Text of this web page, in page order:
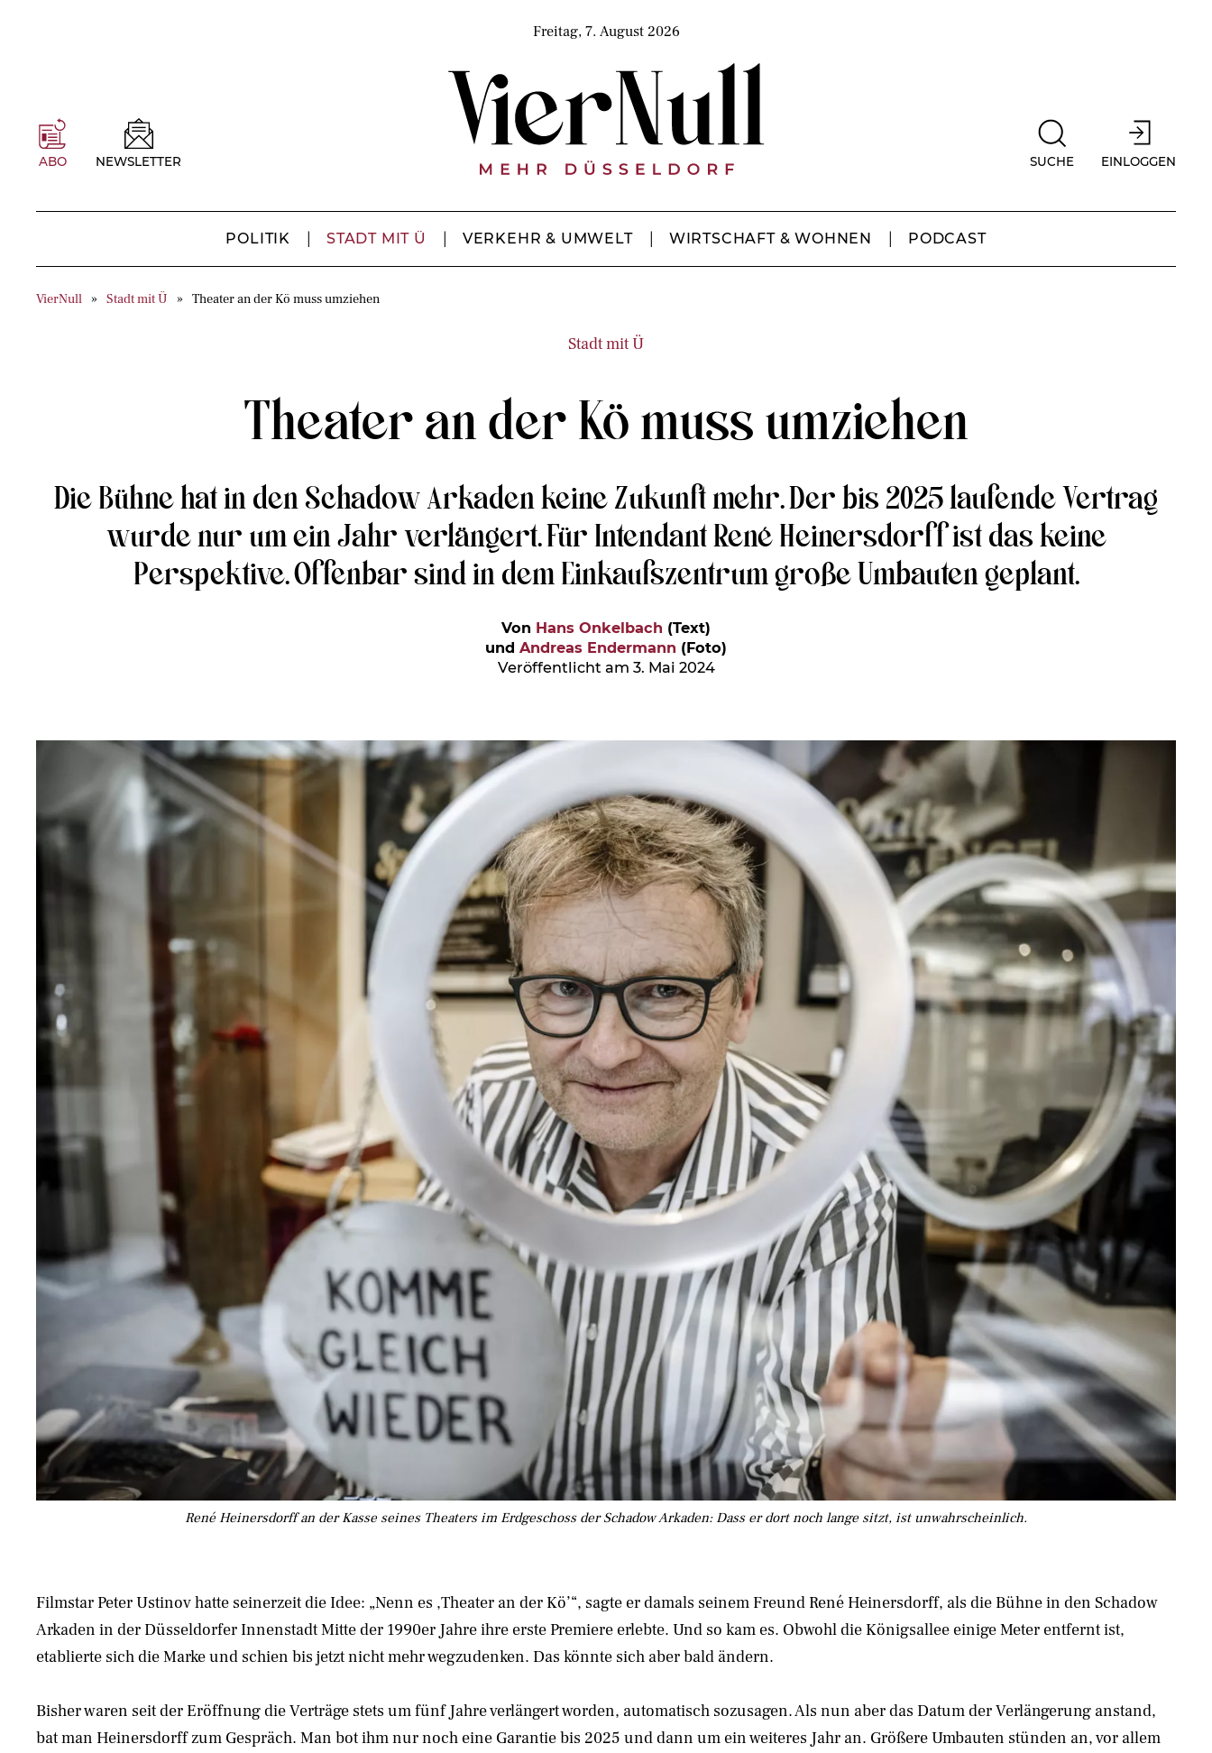
Freitag, 7. August 2026
ABO NEWSLETTER SUCHE EINLOGGEN
POLITIK STADT MIT Ü VERKEHR & UMWELT WIRTSCHAFT & WOHNEN PODCAST
VierNull Stadt mit Ü Theater an der Kö muss umziehen
Stadt mit Ü
Theater an der Kö muss umziehen
Die Bühne hat in den Schadow Arkaden keine Zukunft mehr. Der bis 2025 laufende Vertrag
wurde nur um ein Jahr verlängert. Für Intendant René Heinersdorff ist das keine
Perspektive. Offenbar sind in dem Einkaufszentrum große Umbauten geplant.
Von Hans Onkelbach (Text)
und Andreas Endermann (Foto)
Veröffentlicht am 3. Mai 2024
René Heinersdorff an der Kasse seines Theaters im Erdgeschoss der Schadow Arkaden: Dass er dort noch lange sitzt, ist unwahrscheinlich.
Filmstar Peter Ustinov hatte seinerzeit die Idee: „Nenn es ,Theater an der Kö’“, sagte er damals seinem Freund René Heinersdorff, als die Bühne in den Schadow
Arkaden in der Düsseldorfer Innenstadt Mitte der 1990er Jahre ihre erste Premiere erlebte. Und so kam es. Obwohl die Königsallee einige Meter entfernt ist,
etablierte sich die Marke und schien bis jetzt nicht mehr wegzudenken. Das könnte sich aber bald ändern.
Bisher waren seit der Eröffnung die Verträge stets um fünf Jahre verlängert worden, automatisch sozusagen. Als nun aber das Datum der Verlängerung anstand,
bat man Heinersdorff zum Gespräch. Man bot ihm nur noch eine Garantie bis 2025 und dann um ein weiteres Jahr an. Größere Umbauten stünden an, vor allem